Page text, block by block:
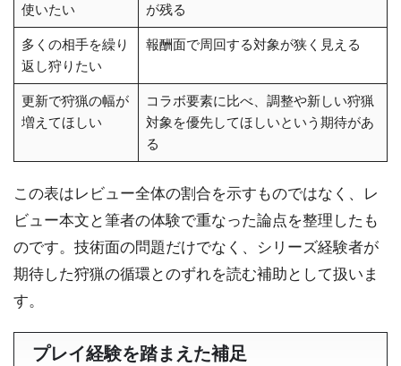
使いたい
が残る
多くの相手を繰り
返し狩りたい
報酬面で周回する対象が狭く見える
更新で狩猟の幅が
増えてほしい
コラボ要素に比べ、調整や新しい狩猟
対象を優先してほしいという期待があ
る
この表はレビュー全体の割合を示すものではなく、レ
ビュー本文と筆者の体験で重なった論点を整理したも
のです。技術面の問題だけでなく、シリーズ経験者が
期待した狩猟の循環とのずれを読む補助として扱いま
す。
プレイ経験を踏まえた補足